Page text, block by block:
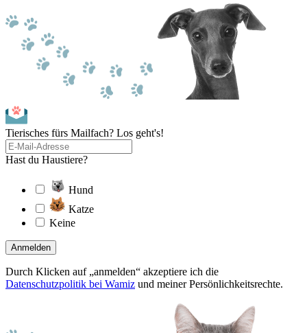
Tierisches fürs Mailfach? Los geht's!
Hast du Haustiere?
Hund
Katze
Keine
Anmelden
Durch Klicken auf „anmelden“ akzeptiere ich die
Datenschutzpolitik bei Wamiz und meiner Persönlichkeitsrechte.